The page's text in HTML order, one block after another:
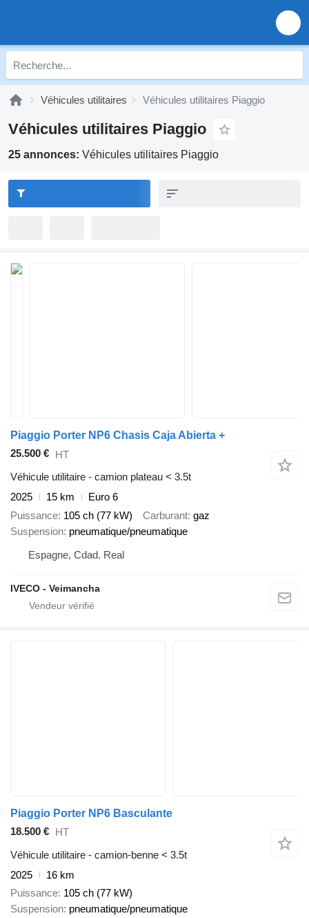
Véhicules utilitaires Véhicules utilitaires Piaggio
Véhicules utilitaires Piaggio
25 annonces: Véhicules utilitaires Piaggio
Piaggio Porter NP6 Chasis Caja Abierta +
25.500 € HT
Véhicule utilitaire - camion plateau < 3.5t
2025
15 km
Euro 6
Puissance 105 ch (77 kW) Carburant gaz
Suspension pneumatique/pneumatique
Espagne, Cdad. Real
IVECO - Veimancha
Piaggio Porter NP6 Basculante
18.500 € HT
Véhicule utilitaire - camion-benne < 3.5t
2025
16 km
Puissance 105 ch (77 kW)
Suspension pneumatique/pneumatique